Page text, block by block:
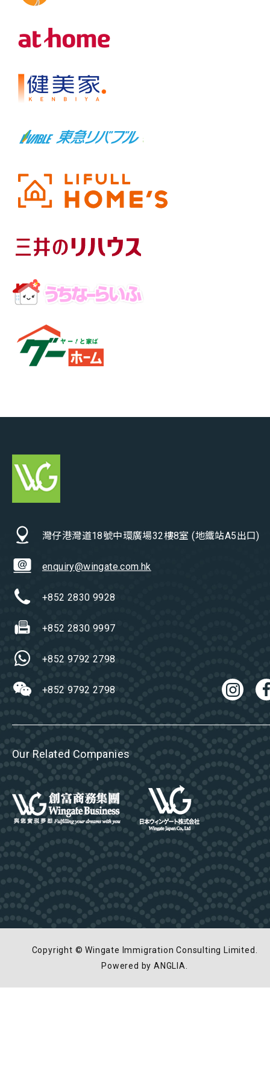
灣仔港灣道18號中環廣場32樓8室 (地鐵站A5出口)
enquiry@wingate.com.hk
+852 2830 9928
+852 2830 9997
+852 9792 2798
+852 9792 2798
Our Related Companies
Copyright © Wingate Immigration Consulting Limited.
Powered byANGLIA